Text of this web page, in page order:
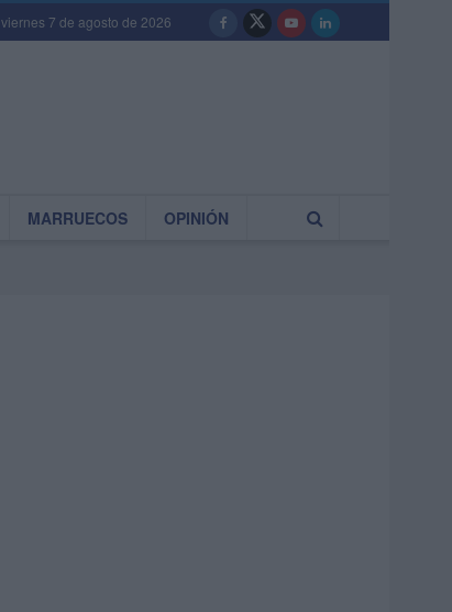
viernes 7 de agosto de 2026
MARRUECOS OPINIÓN